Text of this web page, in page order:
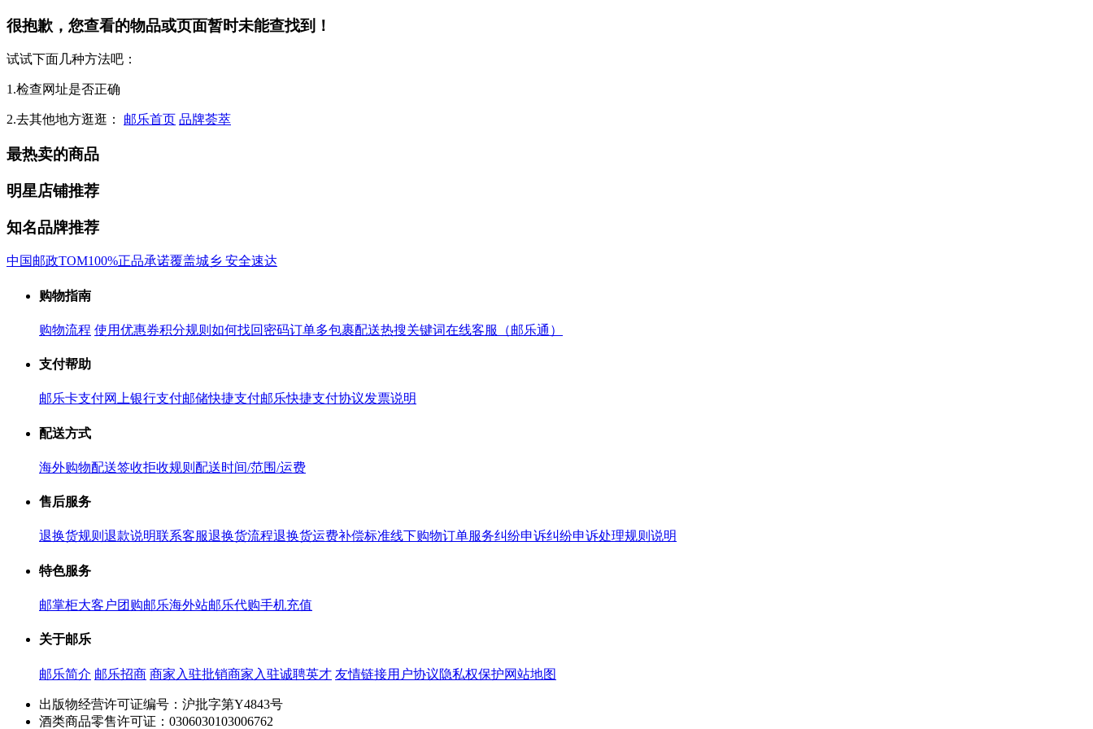
很抱歉，您查看的物品或页面暂时未能查找到！
试试下面几种方法吧：
1.检查网址是否正确
2.去其他地方逛逛： 邮乐首页 品牌荟萃
最热卖的商品
明星店铺推荐
知名品牌推荐
中国邮政TOM100%正品承诺覆盖城乡 安全速达
购物指南
购物流程 使用优惠券积分规则 如何找回密码订单多包裹配送热搜关键词在线客服（邮乐通）
支付帮助
邮乐卡支付网上银行支付邮储快捷支付邮乐快捷支付协议发票说明
配送方式
海外购物配送签收拒收规则 配送时间/范围/运费
售后服务
退换货规则 退款说明联系客服退换货流程退换货运费补偿标准线下购物订单服务纠纷申诉纠纷申诉处理规则说明
特色服务
邮掌柜大客户团购邮乐海外站邮乐代购手机充值
关于邮乐
邮乐简介 邮乐招商 商家入驻批销商家入驻诚聘英才 友情链接用户协议隐私权保护网站地图
出版物经营许可证编号：沪批字第Y4843号
酒类商品零售许可证：0306030103006762